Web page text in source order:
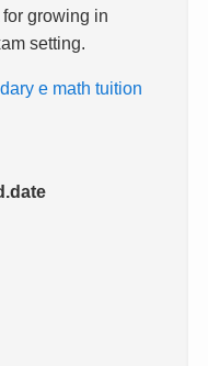
growing іn
setting.
e math tuition